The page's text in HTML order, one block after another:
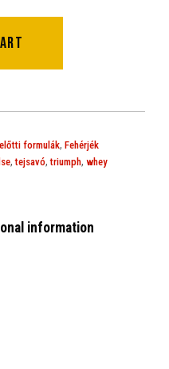
formulák, Fehérjék
,tejsavó,triumph, whey
information